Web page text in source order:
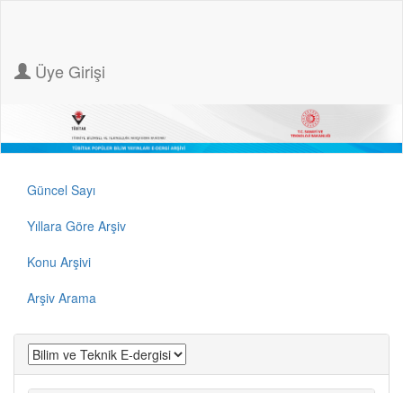
Üye Girişi
Güncel Sayı
Yıllara Göre Arşiv
Konu Arşivi
Arşiv Arama